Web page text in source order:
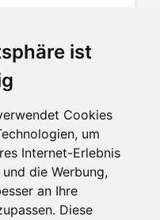
ist
Cookies
um
Internet-Erlebnis
die Werbung,
an Ihre
Diese